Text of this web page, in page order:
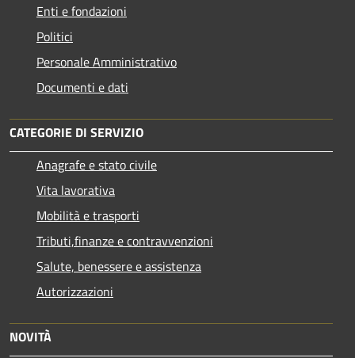
Enti e fondazioni
Politici
Personale Amministrativo
Documenti e dati
CATEGORIE DI SERVIZIO
Anagrafe e stato civile
Vita lavorativa
Mobilità e trasporti
Tributi,finanze e contravvenzioni
Salute, benessere e assistenza
Autorizzazioni
NOVITÀ